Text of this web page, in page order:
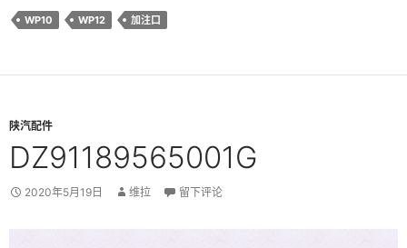
WP10 WP12 加注口
陕汽配件
DZ91189565001G
2020年5月19日 维拉 留下评论